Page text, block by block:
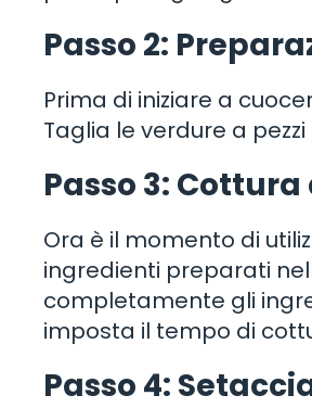
Passo 2:
Prima di iniziare a
Taglia le verdure a
Passo 3:
Ora è il momento di
ingredienti preparati
completamente gli
imposta il tempo di
Passo 4: